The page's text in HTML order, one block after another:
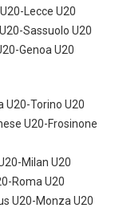
Lecce U20
Sassuolo U20
Genoa U20
U20-Torino U20
U20-Frosinone
Milan U20
Roma U20
U20-Monza U20